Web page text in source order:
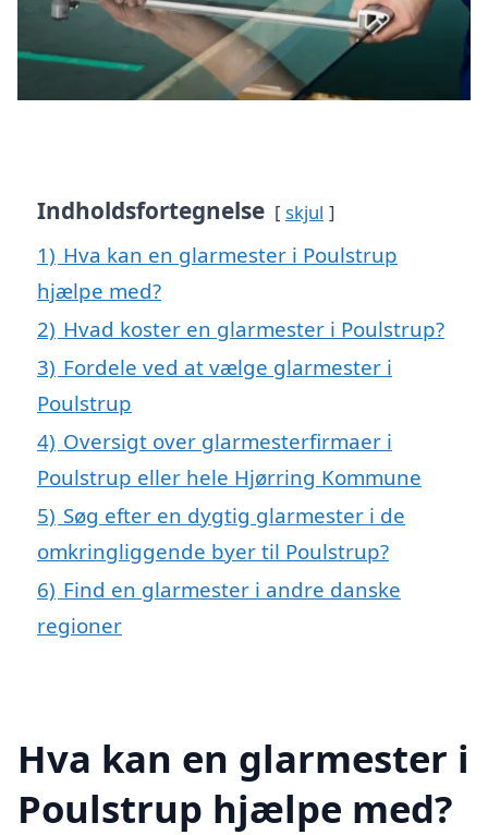
Indholdsfortegnelse skjul
1) Hva kan en glarmester i Poulstrup
hjælpe med?
2) Hvad koster en glarmester i Poulstrup?
3) Fordele ved at vælge glarmester i
Poulstrup
4) Oversigt over glarmesterfirmaer i
Poulstrup eller hele Hjørring Kommune
5) Søg efter en dygtig glarmester i de
omkringliggende byer til Poulstrup?
6) Find en glarmester i andre danske
regioner
Hva kan en glarmester i
Poulstrup hjælpe med?